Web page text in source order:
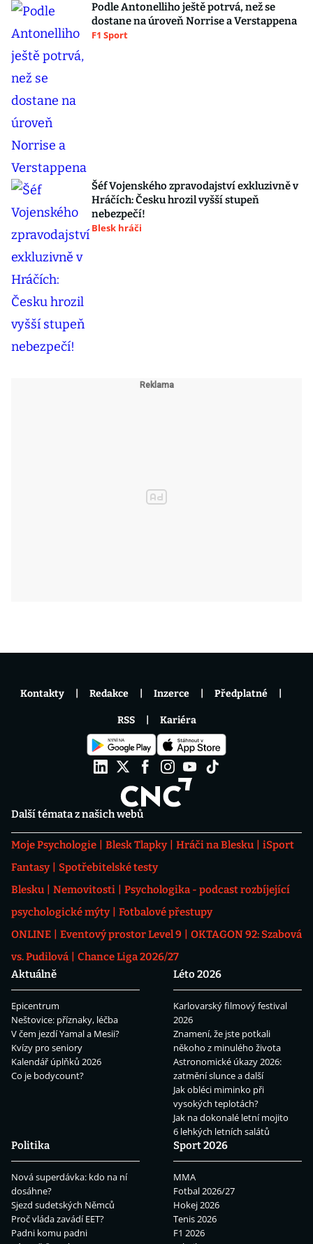
Podle Antonelliho ještě potrvá, než se
dostane na úroveň Norrise a Verstappena
F1 Sport
Šéf Vojenského zpravodajství exkluzivně v
Hráčích: Česku hrozil vyšší stupeň
nebezpečí!
Blesk hráči
Další témata z našich webů
Moje Psychologie Blesk Tlapky Hráči na Blesku
iSport
Fantasy
Spotřebitelské testy
Blesku
Nemovitosti
Psychologika - podcast rozbíjející
psychologické mýty
Fotbalové přestupy
ONLINE
Eventový prostor Level 9
OKTAGON 92: Szabová
vs. Pudilová
Chance Liga 2026/27
Aktuálně
Epicentrum
Neštovice: příznaky, léčba
V čem jezdí Yamal a Mesii?
Kvízy pro seniory
Kalendář úplňků 2026
Co je bodycount?
Léto 2026
Karlovarský filmový festival
2026
Znamení, že jste potkali
někoho z minulého života
Astronomické úkazy 2026:
zatmění slunce a další
Jak obléci miminko při
vysokých teplotách?
Jak na dokonalé letní mojito
6 lehkých letních salátů
Politika
Nová superdávka: kdo na ní
dosáhne?
Sjezd sudetských Němců
Proč vláda zavádí EET?
Padni komu padni
Sport 2026
MMA
Fotbal 2026/27
Hokej 2026
Tenis 2026
F1 2026
Kontakty Redakce Inzerce Předplatné
RSS Kariéra